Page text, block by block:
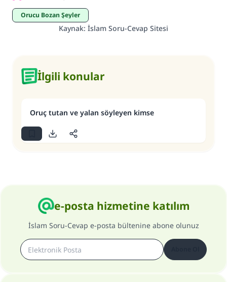
Orucu Bozan Şeyler
Kaynak: İslam Soru-Cevap Sitesi
İlgili konular
Oruç tutan ve yalan söyleyen kimse
e-posta hizmetine katılım
İslam Soru-Cevap e-posta bültenine abone olunuz